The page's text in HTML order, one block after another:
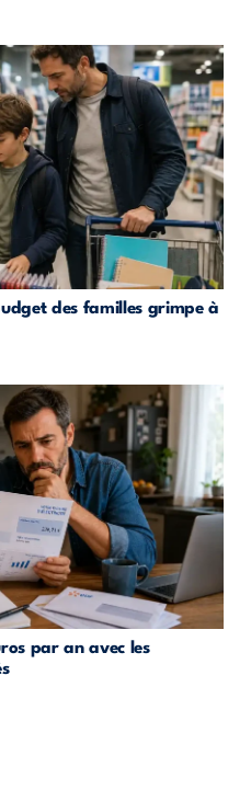
des familles grimpe à
par an avec les